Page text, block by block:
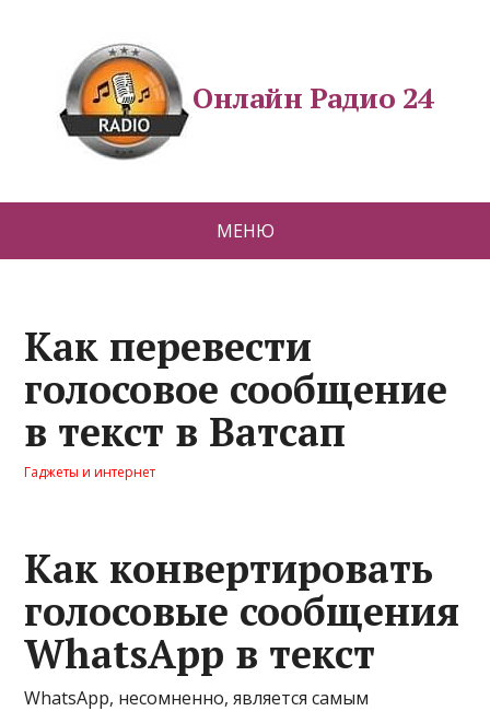
Онлайн Радио 24
МЕНЮ
Как перевести
голосовое сообщение
в текст в Ватсап
Гаджеты и интернет
Как конвертировать
голосовые сообщения
WhatsApp в текст
WhatsApp, несомненно, является самым